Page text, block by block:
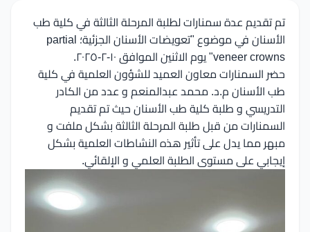
تم تقديم عدة سمنارات لطلبة المرحلة الثالثة في كلية طب
الأسنان في موضوع "تعويضات الأسنان الجزئية؛ partial
veneer crowns" يوم الاثنين الموافق ١٠-٢-٢٠٢٥.
حضر السمنارات معاون العميد للشؤون العلمية في كلية
طب الأسنان م.د. محمد عبدالمنعم و عدد من الكادر
التدريسي و طلبة كلية طب الأسنان حيث تم تقديم
السمنارات من قبل طلبة المرحلة الثالثة بشكل ملفت و
مبهر مما يدل على تأثير هذه النشاطات العلمية بشكل
إيجابي على مستوى الطلبة العلمي و الإلقائي.